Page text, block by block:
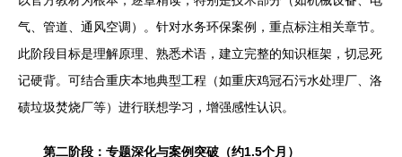
气、管道、通风空调）。针对水务环保案例，重点标注相关章节。
此阶段目标是理解原理、熟悉术语，建立完整的知识框架，切忌死
记硬背。可结合重庆本地典型工程（如重庆鸡冠石污水处理厂、洛
碛垃圾焚烧厂等）进行联想学习，增强感性认识。
第二阶段：专题深化与案例突破（约1.5个月）